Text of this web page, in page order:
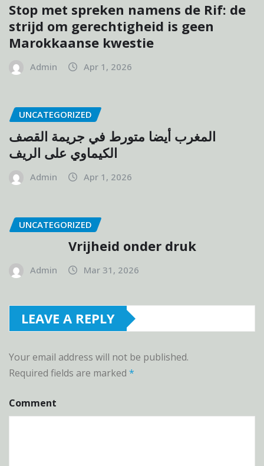
Stop met spreken namens de Rif: de
strijd om gerechtigheid is geen
Marokkaanse kwestie
Admin Apr 1, 2026
UNCATEGORIZED
المغرب أيضا متورط في جريمة القصف
الكيماوي على الريف
Admin Apr 1, 2026
UNCATEGORIZED
Vrijheid onder druk
Admin Mar 31, 2026
LEAVE A REPLY
Your email address will not be published.
Required fields are marked *
Comment